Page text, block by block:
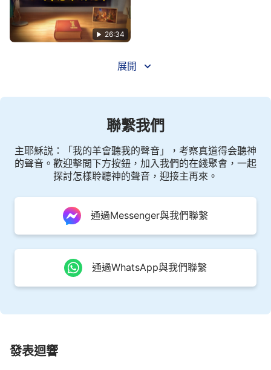
26:34
展開
聯繫我們
主耶穌説：「我的羊會聽我的聲音」，考察真道得会聽神
的聲音。歡迎擊閲下方按鈕，加入我們的在綫聚會，一起
探討怎樣聆聽神的聲音，迎接主再來。
通過Messenger與我們聯繫
通過WhatsApp與我們聯繫
發表迴響